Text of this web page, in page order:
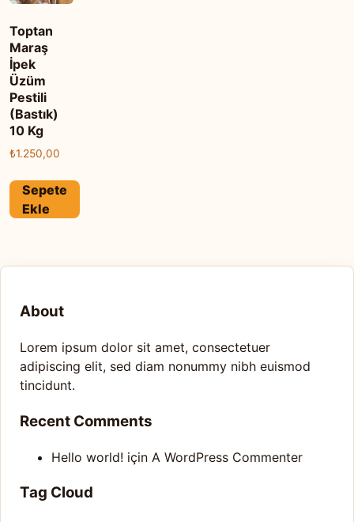
Toptan
Maraş
İpek
Üzüm
Pestili
(Bastık)
10 Kg
₺1.250,00
Sepete
Ekle
About
Lorem ipsum dolor sit amet, consectetuer
adipiscing elit, sed diam nonummy nibh euismod
tincidunt.
Recent Comments
Hello world! için A WordPress Commenter
Tag Cloud